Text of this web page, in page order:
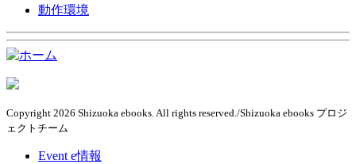
動作環境
Copyright 2026 Shizuoka ebooks. All rights reserved./Shizuoka ebooks プロジ
ェクトチーム
Event e情報